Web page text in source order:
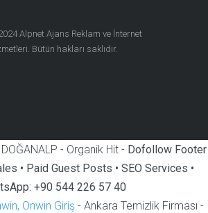
Alpnet Ajans Reklam ve İnternet
. Bütün hakları saklıdır.
- Organik Hit - Dofollow Footer
• Paid Guest Posts • SEO Services •
+90 544 226 57 40
Onwin Giriş- Ankara Temizlik Firması -